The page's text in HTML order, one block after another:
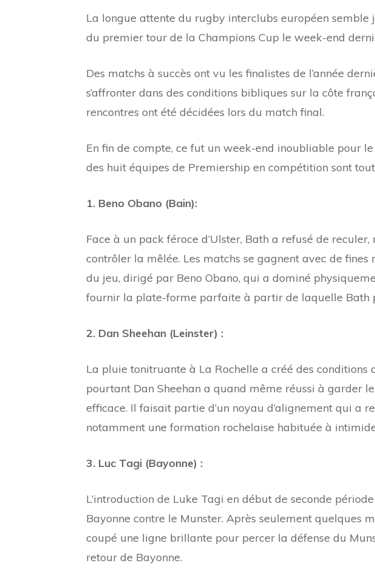
La longue attente du rugby interclubs européen
du premier tour de la Champions Cup le week-end
Des matchs à succès ont vu les finalistes de l’année
s’affronter dans des conditions bibliques sur la côte
rencontres ont été décidées lors du match final.
En fin de compte, ce fut un week-end inoubliable pour
des huit équipes de Premiership en compétition sont
1. Beno Obano (Bain):
Face à un pack féroce d’Ulster, Bath a refusé de
contrôler la mêlée. Les matchs se gagnent avec de
du jeu, dirigé par Beno Obano, qui a dominé
fournir la plate-forme parfaite à partir de laquelle Bath
2. Dan Sheehan (Leinster) :
La pluie tonitruante à La Rochelle a créé des conditions
pourtant Dan Sheehan a quand même réussi à garder
efficace. Il faisait partie d’un noyau d’alignement qui a
notamment une formation rochelaise habituée à
3. Luc Tagi (Bayonne) :
L’introduction de Luke Tagi en début de seconde
Bayonne contre le Munster. Après seulement quelques
coupé une ligne brillante pour percer la défense du
retour de Bayonne.